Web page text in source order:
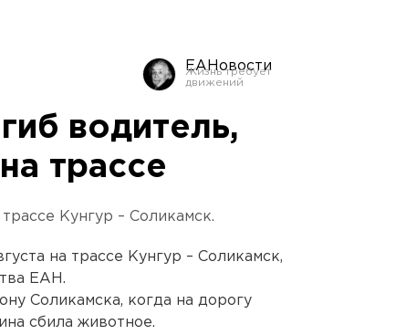
ЕАНовости
водитель,
трассе
Кунгур – Соликамск.
на трассе Кунгур – Соликамск,
ЕАН.
Соликамска, когда на дорогу
сбила животное.